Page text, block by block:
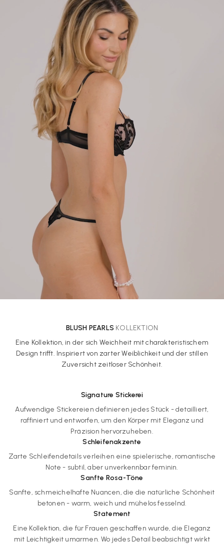
BLUSH PEARLS KOLLEKTION
Eine Kollektion, in der sich Weichheit mit charakteristischem
Design trifft. Inspiriert von zarter Weiblichkeit und der stillen
Zuversicht zeitloser Schönheit.
Signature Stickerei
Aufwendige Stickereien definieren jedes Stück - detailliert,
raffiniert und entworfen, um den Körper mit Eleganz und
Präzision hervorzuheben.
Schleifenakzente
Zarte Schleifendetails verleihen eine spielerische, romantische
Note - subtil, aber unverkennbar feminin.
Sanfte Rosa-Töne
Sanfte, schmeichelhafte Nuancen, die die natürliche Schönheit
betonen - warm, weich und mühelos fesselnd.
Statement
Eine Kollektion, die für Frauen geschaffen wurde, die Eleganz
mit Leichtigkeit umarmen. Wo jedes Detail beabsichtigt wirkt